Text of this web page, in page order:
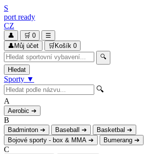
S
port ready
CZ
👤 🛒 0
☰
👤 Můj účet 🛒 Košík 0
🔍
Hledat
Sporty ▼
🔍
A
Aerobic ➔
B
Badminton ➔ Baseball ➔ Basketbal ➔
Bojové sporty - box & MMA ➔ Bumerang ➔
C